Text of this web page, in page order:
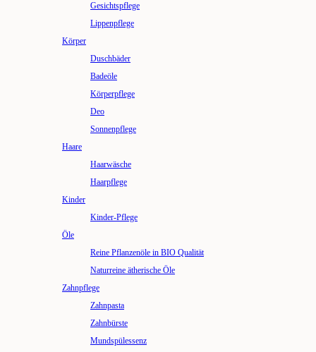
Gesichtspflege
Lippenpflege
Körper
Duschbäder
Badeöle
Körperpflege
Deo
Sonnenpflege
Haare
Haarwäsche
Haarpflege
Kinder
Kinder-Pflege
Öle
Reine Pflanzenöle in BIO Qualität
Naturreine ätherische Öle
Zahnpflege
Zahnpasta
Zahnbürste
Mundspülessenz